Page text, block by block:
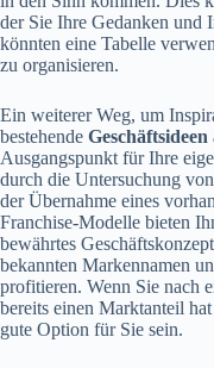
der Sie Ihre Gedanken und
könnten eine Tabelle
zu organisieren.
Ein weiterer Weg, um
bestehende Geschäftsideen
Ausgangspunkt für Ihre
durch die Untersuchung
der Übernahme eines
Franchise-Modelle bieten
bewährtes
bekannten Markennamen
profitieren. Wenn Sie nach
bereits einen Marktanteil
gute Option für Sie sein.